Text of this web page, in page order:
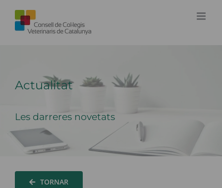
content
Actualitat
Les darreres novetats
TORNAR